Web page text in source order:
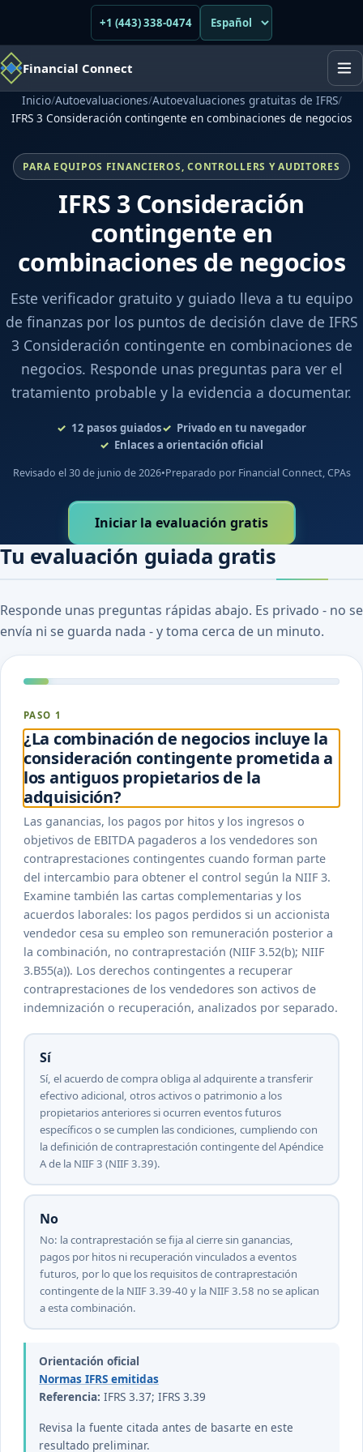
+1 (443) 338-0474
Financial Connect
Inicio/Autoevaluaciones/Autoevaluaciones gratuitas de IFRS/
IFRS 3 Consideración contingente en combinaciones de negocios
PARA EQUIPOS FINANCIEROS, CONTROLLERS Y AUDITORES
IFRS 3 Consideración
contingente en
combinaciones de negocios
Este verificador gratuito y guiado lleva a tu equipo
de finanzas por los puntos de decisión clave de IFRS
3 Consideración contingente en combinaciones de
negocios. Responde unas preguntas para ver el
tratamiento probable y la evidencia a documentar.
12 pasos guiados
Privado en tu navegador
Enlaces a orientación oficial
Revisado el 30 de junio de 2026•Preparado por Financial Connect, CPAs
Iniciar la evaluación gratis
Tu evaluación guiada gratis
Responde unas preguntas rápidas abajo. Es privado - no se
envía ni se guarda nada - y toma cerca de un minuto.
PASO 1
¿La combinación de negocios incluye la
consideración contingente prometida a
los antiguos propietarios de la
adquisición?
Las ganancias, los pagos por hitos y los ingresos o
objetivos de EBITDA pagaderos a los vendedores son
contraprestaciones contingentes cuando forman parte
del intercambio para obtener el control según la NIIF 3.
Examine también las cartas complementarias y los
acuerdos laborales: los pagos perdidos si un accionista
vendedor cesa su empleo son remuneración posterior a
la combinación, no contraprestación (NIIF 3.52(b); NIIF
3.B55(a)). Los derechos contingentes a recuperar
contraprestaciones de los vendedores son activos de
indemnización o recuperación, analizados por separado.
Sí
Sí, el acuerdo de compra obliga al adquirente a transferir
efectivo adicional, otros activos o patrimonio a los
propietarios anteriores si ocurren eventos futuros
específicos o se cumplen las condiciones, cumpliendo con
la definición de contraprestación contingente del Apéndice
A de la NIIF 3 (NIIF 3.39).
No
No: la contraprestación se fija al cierre sin ganancias,
pagos por hitos ni recuperación vinculados a eventos
futuros, por lo que los requisitos de contraprestación
contingente de la NIIF 3.39-40 y la NIIF 3.58 no se aplican
a esta combinación.
Orientación oficial
Normas IFRS emitidas
Referencia: IFRS 3.37; IFRS 3.39
Revisa la fuente citada antes de basarte en este
resultado preliminar.